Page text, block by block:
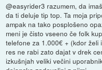
@easyrider3 razumem, da
da ti deluje tip top. Ta moja
ampak na tako posplošeno
meni je čisto vseeno če folk
telefone za 1.000€ + (kdor
res ne rabi zato dajat v drek
izkušnjah veliki večini